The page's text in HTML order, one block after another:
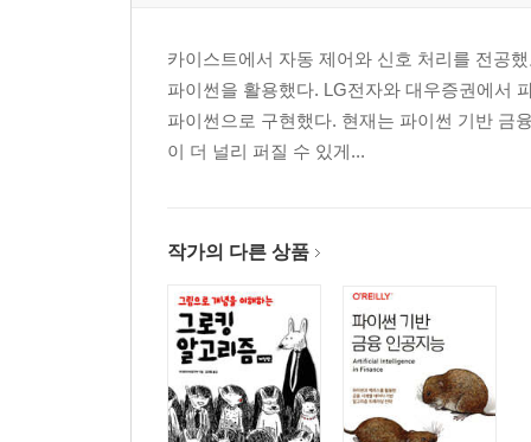
카이스트에서 자동 제어와 신호 처리를 전공
파이썬을 활용했다. LG전자와 대우증권에서
파이썬으로 구현했다. 현재는 파이썬 기반 금
이 더 널리 퍼질 수 있게...
작가의 다른 상품